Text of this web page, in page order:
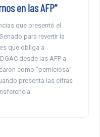
en las AFP”
que presentó el
para revertir la
que obliga a
desde las AFP a
como “perniciosa”
presenta las cifras